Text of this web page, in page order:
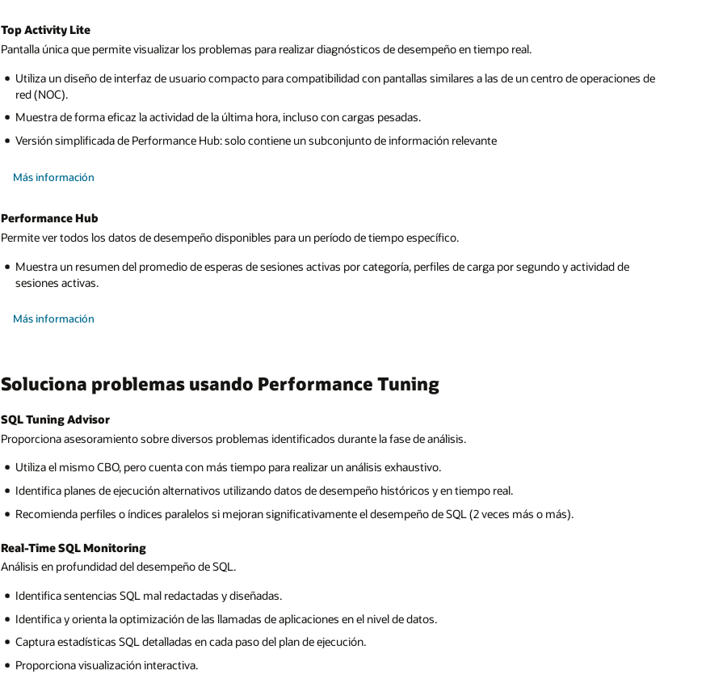
Top Activity Lite
Pantalla única que permite visualizar los problemas para realizar diagnósticos de desempeño en tiempo real.
Utiliza un diseño de interfaz de usuario compacto para compatibilidad con pantallas similares a las de un centro de operaciones de
red (NOC).
Muestra de forma eficaz la actividad de la última hora, incluso con cargas pesadas.
Versión simplificada de Performance Hub: solo contiene un subconjunto de información relevante
Más información
Top
Performance Hub
Permite ver todos los datos de desempeño disponibles para un período de tiempo específico.
Muestra un resumen del promedio de esperas de sesiones activas por categoría, perfiles de carga por segundo y actividad de
sesiones activas.
Más información
Performance
Soluciona problemas usando Performance Tuning
SQL Tuning Advisor
Proporciona asesoramiento sobre diversos problemas identificados durante la fase de análisis.
Utiliza el mismo CBO, pero cuenta con más tiempo para realizar un análisis exhaustivo.
Identifica planes de ejecución alternativos utilizando datos de desempeño históricos y en tiempo real.
Recomienda perfiles o índices paralelos si mejoran significativamente el desempeño de SQL (2 veces más o más).
Real-Time SQL Monitoring
Análisis en profundidad del desempeño de SQL.
Identifica sentencias SQL mal redactadas y diseñadas.
Identifica y orienta la optimización de las llamadas de aplicaciones en el nivel de datos.
Captura estadísticas SQL detalladas en cada paso del plan de ejecución.
Proporciona visualización interactiva.